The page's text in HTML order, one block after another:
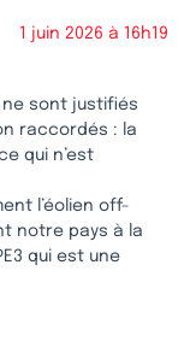
1 juin 2026 à 16h19
ne sont justifiés
raccordés : la
qui n’est
l’éolien off-
notre pays à la
qui est une